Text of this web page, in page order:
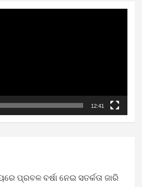
12:41
ପ୍ରବଳ ବର୍ଷା ନେଇ ସତର୍କତା ଜାରି